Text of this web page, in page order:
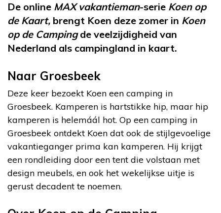
De online MAX vakantieman-serie Koen op
de Kaart, brengt Koen deze zomer in Koen
op de Campingde veelzijdigheid van
Nederland als campingland in kaart.
Naar Groesbeek
Deze keer bezoekt Koen een camping in
Groesbeek. Kamperen is hartstikke hip, maar hip
kamperen is helemáál hot. Op een camping in
Groesbeek ontdekt Koen dat ook de stijlgevoelige
vakantieganger prima kan kamperen. Hij krijgt
een rondleiding door een tent die volstaan met
design meubels, en ook het wekelijkse uitje is
gerust decadent te noemen.